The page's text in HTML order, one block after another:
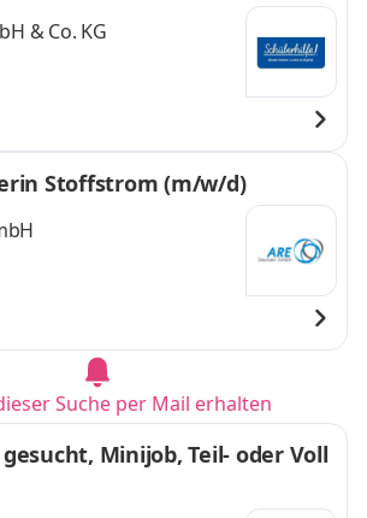
& Co. KG
Stoffstrom (m/w/d)
Suche per Mail erhalten
Minijob, Teil- oder Voll